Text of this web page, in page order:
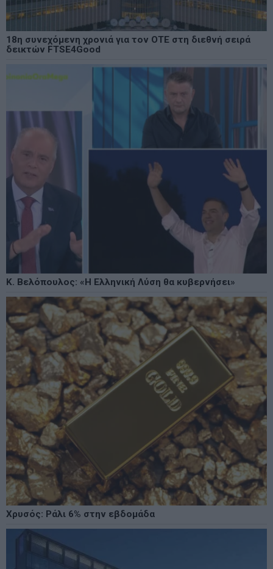
18η συνεχόμενη χρονιά για τον ΟΤΕ στη διεθνή σειρά
δεικτών FTSE4Good
Κ. Βελόπουλος: «Η Ελληνική Λύση θα κυβερνήσει»
Χρυσός: Ράλι 6% στην εβδομάδα